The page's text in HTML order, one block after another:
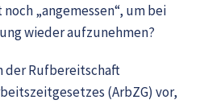
„angemessen“, um bei
wieder aufzunehmen?
der Rufbereitschaft
(ArbZG) vor,